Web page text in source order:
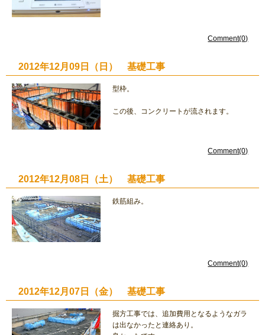
Comment(0)
2012年12月09日（日） 基礎工事
型枠。
この後、コンクリートが流されます。
Comment(0)
2012年12月08日（土） 基礎工事
鉄筋組み。
Comment(0)
2012年12月07日（金） 基礎工事
掘方工事では、追加費用となるようなガラ
は出なかったと連絡あり。